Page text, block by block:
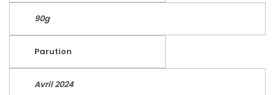
90g
Parution
Avril 2024